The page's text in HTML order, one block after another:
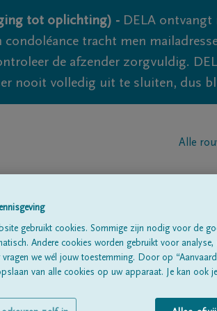
tot oplichting) - DELA ontvangt
tracht men
de afzender zorgvuldig.
nooit volledig uit te sluiten, dus
Alle
gebruikt cookies. Sommige zijn nodig voor de
Andere cookies worden gebruikt voor
we wél jouw toestemming. Door op
van alle cookies op uw apparaat. Je kan ook